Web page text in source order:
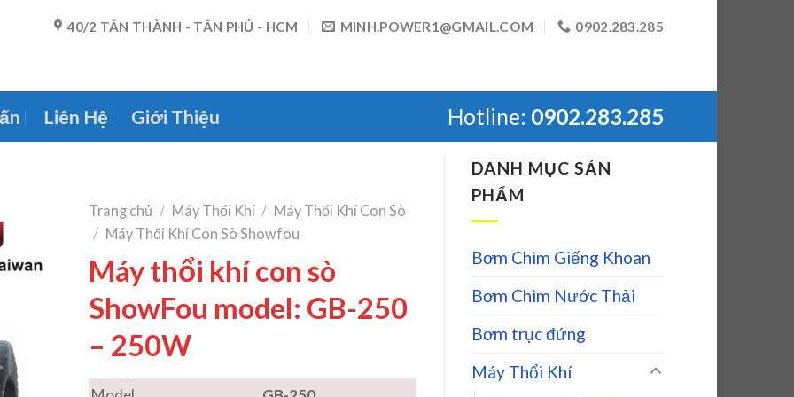
40/2 TÂN THÀNH - TÂN PHÚ - HCM MINH.POWER1@GMAIL.COM 0902.283.285
Liên Hệ Giới Thiệu Hotline: 0902.283.285
DANH MỤC SẢN
PHẨM
Bơm Chìm Giếng Khoan
Bơm Chìm Nước Thải
Bơm trục đứng
Máy Thổi Khí
Trang chủ / Máy Thổi Khí / Máy Thổi Khí Con Sò
/ Máy Thổi Khí Con Sò Showfou
Máy thổi khí con sò
ShowFou model: GB-250
– 250W